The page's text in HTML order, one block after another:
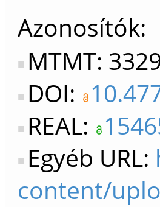
Azonosítók
MTMT:
DOI:
REAL:
Egyéb URL:
content/